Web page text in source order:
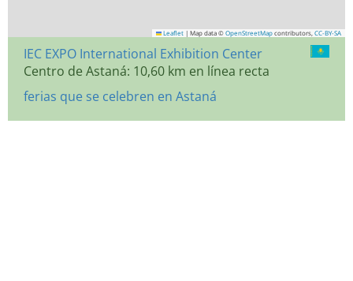
Leaflet | Map data © OpenStreetMap contributors, CC-BY-SA
IEC EXPO International Exhibition Center
Centro de Astaná: 10,60 km en línea recta
ferias que se celebren en Astaná